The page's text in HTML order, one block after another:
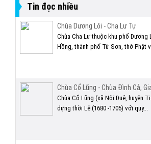
Tin đọc nhiều
Chùa Dương Lôi - Cha Lư Tự
Chùa Cha Lư thuộc khu phố Dương
Hồng, thành phố Từ Sơn, thờ Phật
Chùa Cổ Lũng - Chùa Đình Cả,
Chùa Cổ Lũng (xã Nội Duệ, huyện
dựng thời Lê (1680 -1705) với quy...